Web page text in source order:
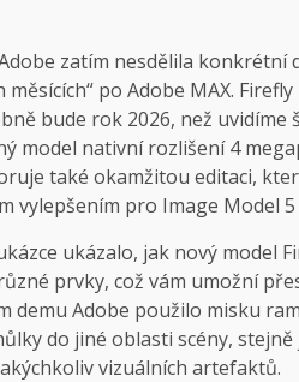
zatím nesdělila konkrétní
měsících“ po Adobe MAX.
bude rok 2026, než uvidíme
model nativní rozlišení 4
také okamžitou editaci,
vylepšením pro Image Model
ukázalo, jak nový model
prvky, což vám umožní
demu Adobe použilo misku
do jiné oblasti scény,
vizuálních artefaktů.